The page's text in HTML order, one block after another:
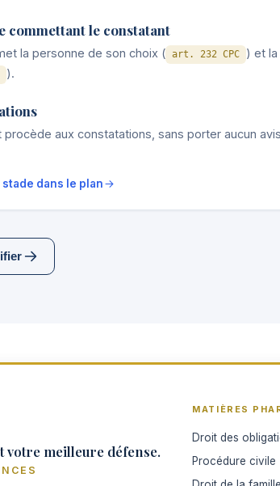
commettant le constatant
la personne de son choix ( art. 232 CPC ) et
).
procède aux constatations, sans porter aucun
dans le plan
votre meilleure défense.
MATIÈRES
Droit des
Procédure civile